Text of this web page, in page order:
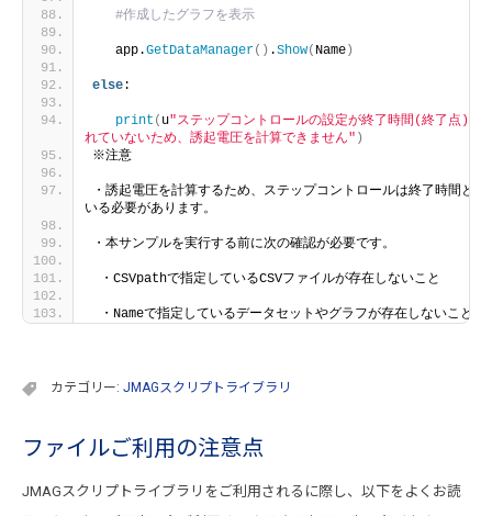
#作成したグラフを表示
   app.
GetDataManager() .Show( Name)
else:
print ( u"ステップコントロールの設定が終了時間(終了点)と
れていないため、誘起電圧を計算できません" )
※注意
・誘起電圧を計算するため、ステップコントロールは終了時間と
いる必要があります。
・本サンプルを実行する前に次の確認が必要です。
・CSVpathで指定しているCSVファイルが存在しないこと
・Nameで指定しているデータセットやグラフが存在しないこと。
カテゴリー: JMAGスクリプトライブラリ
ファイルご利用の注意点
JMAGスクリプトライブラリをご利用されるに際し、以下をよくお読